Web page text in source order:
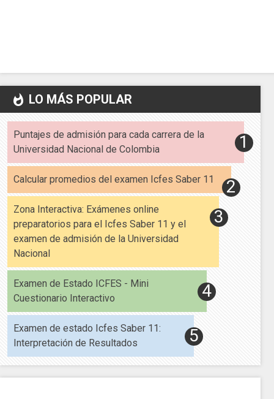
whatshot LO MÁS POPULAR
Puntajes de admisión para cada carrera de la
Universidad Nacional de Colombia
Calcular promedios del examen Icfes Saber 11
Zona Interactiva: Exámenes online
preparatorios para el Icfes Saber 11 y el
examen de admisión de la Universidad
Nacional
Examen de Estado ICFES - Mini
Cuestionario Interactivo
Examen de estado Icfes Saber 11:
Interpretación de Resultados